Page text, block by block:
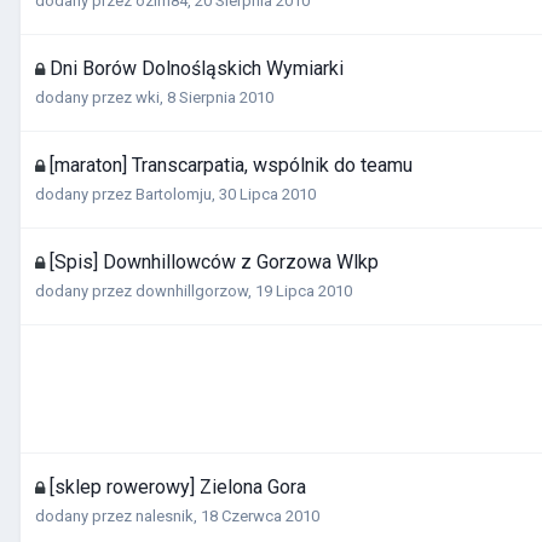
Dni Borów Dolnośląskich Wymiarki
dodany przez wki 8 Sierpnia 2010
[maraton] Transcarpatia, wspólnik do teamu
dodany przez Bartolomju 30 Lipca 2010
[Spis] Downhillowców z Gorzowa Wlkp
dodany przez downhillgorzow, 19 Lipca 2010
[sklep rowerowy] Zielona Gora
dodany przez nalesnik 18 Czerwca 2010